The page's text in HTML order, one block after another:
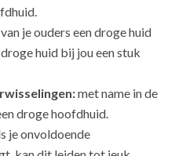
je ouders een droge huid
huid bij jou een stuk
met name in de
droge hoofdhuid.
je onvoldoende